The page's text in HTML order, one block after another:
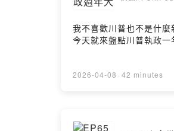
我不喜歡川普也不是什
今天就來盤點川普執政
2026-04-08 · 42 minutes